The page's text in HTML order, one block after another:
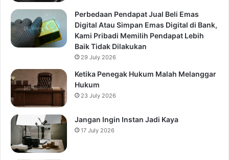
Perbedaan Pendapat Jual Beli Emas
Digital Atau Simpan Emas Digital di Bank,
Kami Pribadi Memilih Pendapat Lebih
Baik Tidak Dilakukan
29 July 2026
Ketika Penegak Hukum Malah Melanggar
Hukum
23 July 2026
Jangan Ingin Instan Jadi Kaya
17 July 2026